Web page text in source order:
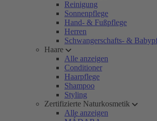
Reinigung
Sonnenpflege
Hand- & Fußpflege
Herren
Schwangerschafts- &
Haare
Alle anzeigen
Conditioner
Haarpflege
Shampoo
Styling
Zertifizierte Naturkosmetik
Alle anzeigen